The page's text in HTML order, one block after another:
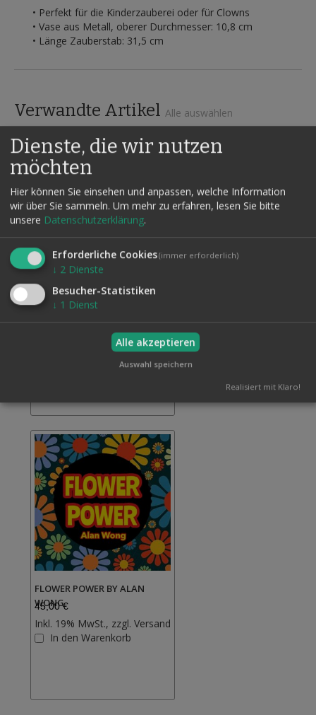
• Perfekt für die Kinderzauberei oder für Clowns
• Vase aus Metall, oberer Durchmesser: 10,8 cm
• Länge Zauberstab: 31,5 cm
Verwandte Artikel Alle auswählen
SILK AND FLOWERS
58,00 €
Inkl. 19% MwSt., zzgl.Versand
In den Warenkorb
Zur
Wunschliste
hinzufügen
FLOWER POWER BY ALAN
WONG
45,00 €
Inkl. 19% MwSt., zzgl. Versand
In den Warenkorb
Dienste, die wir nutzen
möchten
Hier können Sie einsehen und anpassen, welche Information
wir über Sie sammeln. Um mehr zu erfahren, lesen Sie bitte
unsere Datenschutzerklärung.
Erforderliche Cookies(immer erforderlich)
↓ 2 Dienste
Besucher-Statistiken
↓ 1 Dienst
Alle akzeptieren
Auswahl speichern
Realisiert mit Klaro!